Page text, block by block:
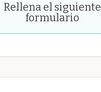
Rellena el siguiente
formulario